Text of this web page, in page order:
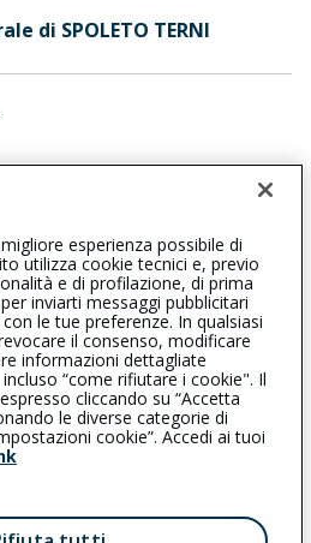
di SPOLETO TERNI
SPOLETO (PG)
0743208309
controllo dell’IVASS. Consulta il
| Il Gruppo Generali
esperienza possibile di
utilizza cookie tecnici e, previo
e di profilazione, di prima
inviarti messaggi pubblicitari
le tue preferenze. In qualsiasi
il consenso, modificare
informazioni dettagliate
“come rifiutare i cookie". Il
cliccando su “Accetta
le diverse categorie di
cookie”. Accedi ai tuoi